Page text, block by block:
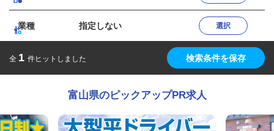
業種 指定しない 選択
全 1 件ヒットしました 検索条件を保存
富山県のピックアップPR求人